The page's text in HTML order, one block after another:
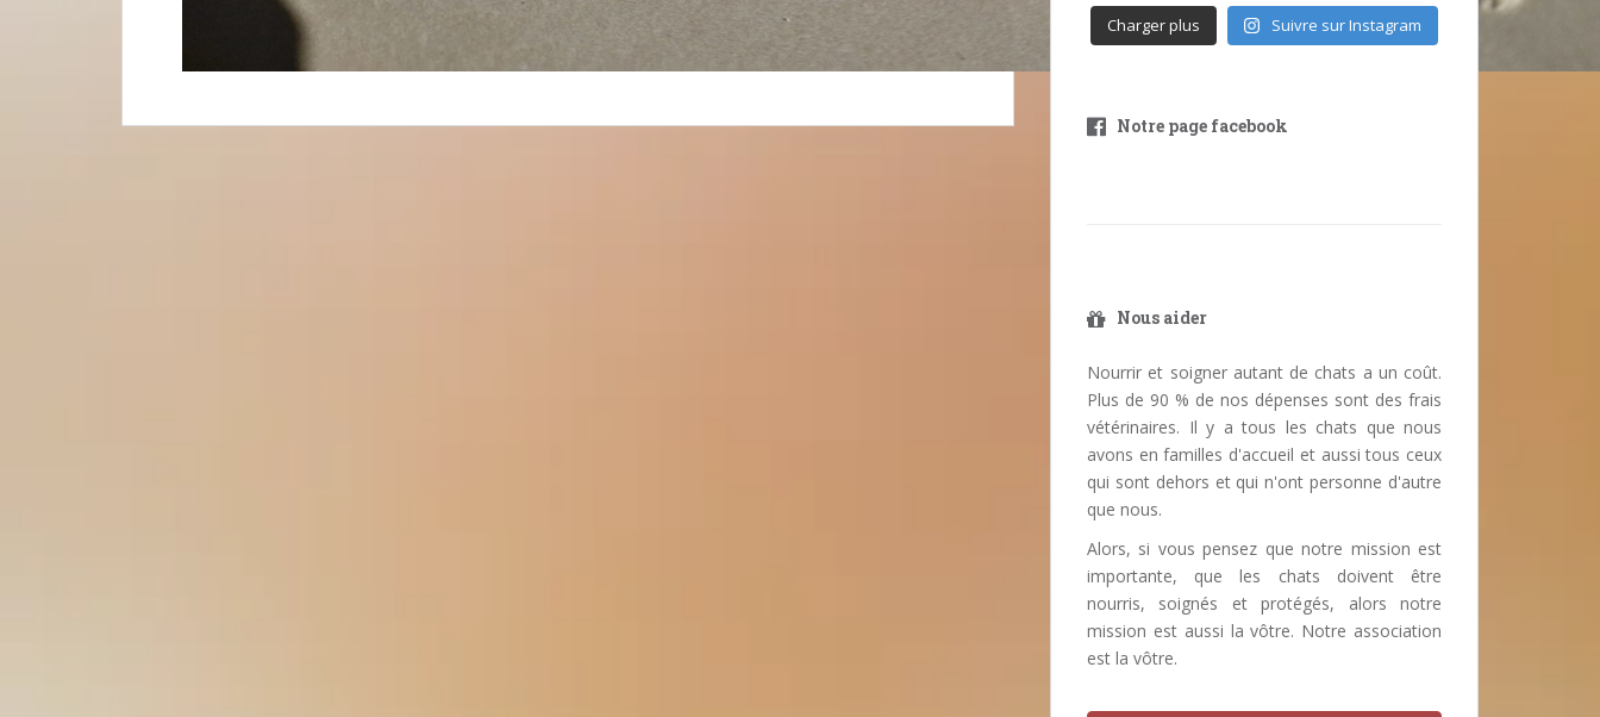
Charger plus Suivre sur Instagram
Notre page facebook
Nous aider
Nourrir et soigner autant de chats a un coût.
Plus de 90 % de nos dépenses sont des frais
vétérinaires. Il y a tous les chats que nous
avons en familles d'accueil et aussi tous ceux
qui sont dehors et qui n'ont personne d'autre
que nous.
Alors, si vous pensez que notre mission est
importante, que les chats doivent être
nourris, soignés et protégés, alors notre
mission est aussi la vôtre. Notre association
est la vôtre.